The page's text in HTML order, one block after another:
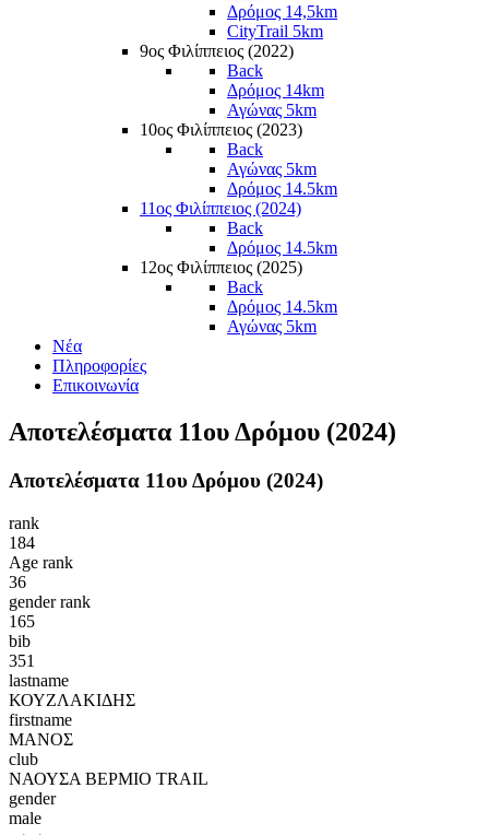
Δρόμος 14,5km
CityTrail 5km
9ος Φιλίππειος (2022)
Back
Δρόμος 14km
Αγώνας 5km
10ος Φιλίππειος (2023)
Back
Αγώνας 5km
Δρόμος 14.5km
11ος Φιλίππειος (2024)
Back
Δρόμος 14.5km
12ος Φιλίππειος (2025)
Back
Δρόμος 14.5km
Αγώνας 5km
Νέα
Πληροφορίες
Επικοινωνία
Αποτελέσματα 11ου Δρόμου (2024)
Αποτελέσματα 11ου Δρόμου (2024)
rank
184
Age rank
36
gender rank
165
bib
351
lastname
ΚΟΥΖΛΑΚΙΔΗΣ
firstname
ΜΑΝΟΣ
club
ΝΑΟΥΣΑ ΒΕΡΜΙΟ TRAIL
gender
male